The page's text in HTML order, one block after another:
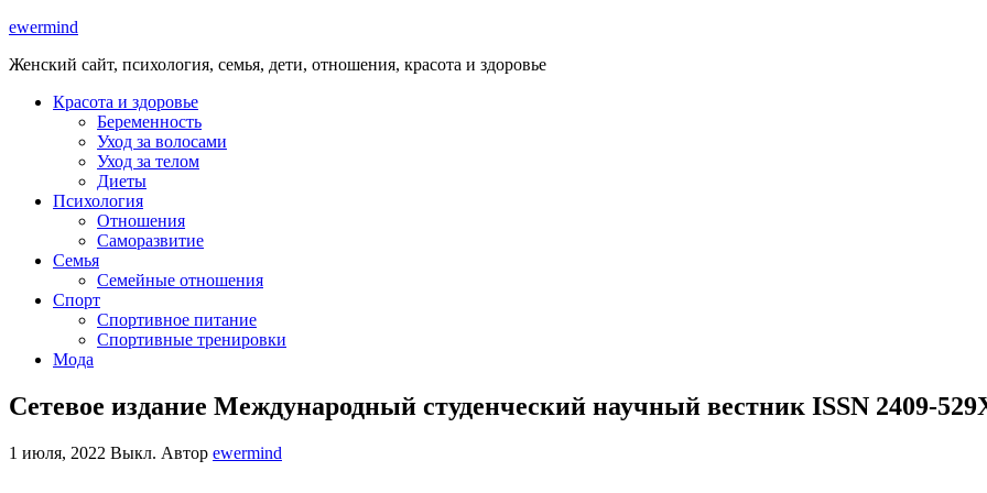
ewermind
Женский сайт, психология, семья, дети, отношения, красота и здоровье
Красота и здоровье
Беременность
Уход за волосами
Уход за телом
Диеты
Психология
Отношения
Саморазвитие
Семья
Семейные отношения
Спорт
Спортивное питание
Спортивные тренировки
Мода
Сетевое издание Международный студенческий научный вестник ISSN 2409-
1 июля, 2022 Выкл. Автор ewermind